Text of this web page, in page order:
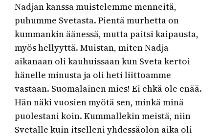
Nadjan kanssa muistelemme menneitä,
puhumme Svetasta. Pientä murhetta on
kummankin äänessä, mutta paitsi kaipausta,
myös hellyyttä. Muistan, miten Nadja
aikanaan oli kauhuissaan kun Sveta kertoi
hänelle minusta ja oli heti liittoamme
vastaan. Suomalainen mies! Ei ehkä ole enää.
Hän näki vuosien myötä sen, minkä minä
puolestani koin. Kummallekin meistä, niin
Svetalle kuin itselleni yhdessäolon aika oli